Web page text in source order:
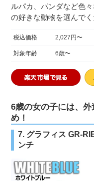
ルパカ、パンダなど色
の好きな動物を選んでく
税込価格 2,027円〜
対象年齢 6歳〜
6歳の女の子には、
め！
7. グラフィス GR-
ンチ